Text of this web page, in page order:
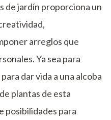
de jardín proporciona un
arreglos que
Ya sea para
dar vida a una alcoba
plantas de esta
posibilidades para